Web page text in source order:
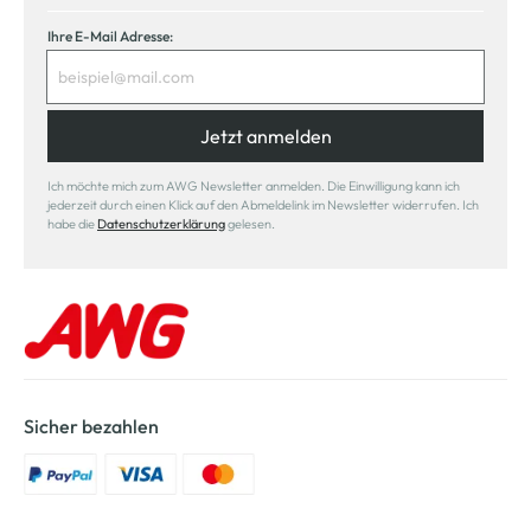
Ihre E-Mail Adresse:
Jetzt anmelden
Ich möchte mich zum AWG Newsletter anmelden. Die Einwilligung kann ich
jederzeit durch einen Klick auf den Abmeldelink im Newsletter widerrufen. Ich
habe die Datenschutzerklärunggelesen.
Sicher bezahlen